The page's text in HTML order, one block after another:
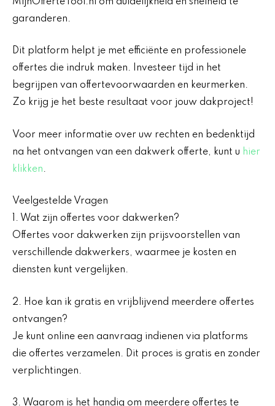
garanderen.
Dit platform helpt je met efficiënte en professionele
offertes die indruk maken. Investeer tijd in het
begrijpen van offertevoorwaarden en keurmerken.
Zo krijg je het beste resultaat voor jouw dakproject!
Voor meer informatie over uw rechten en bedenktijd
na het ontvangen van een dakwerk offerte, kunt u hier
klikken.
Veelgestelde Vragen
1. Wat zijn offertes voor dakwerken?
Offertes voor dakwerken zijn prijsvoorstellen van
verschillende dakwerkers, waarmee je kosten en
diensten kunt vergelijken.
2. Hoe kan ik gratis en vrijblijvend meerdere offertes
ontvangen?
Je kunt online een aanvraag indienen via platforms
die offertes verzamelen. Dit proces is gratis en zonder
verplichtingen.
3. Waarom is het handig om meerdere offertes te